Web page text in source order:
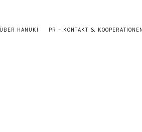
ÜBER HANUKI PR – KONTAKT & KOOPERATIONEN